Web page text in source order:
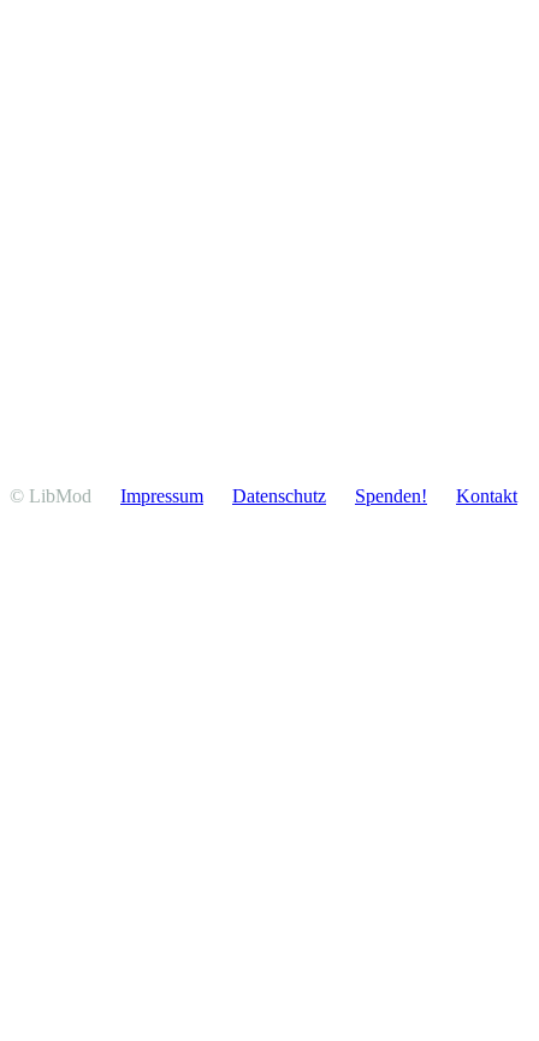
© LibMod Impressum Daten­schutz Spenden! Kontakt